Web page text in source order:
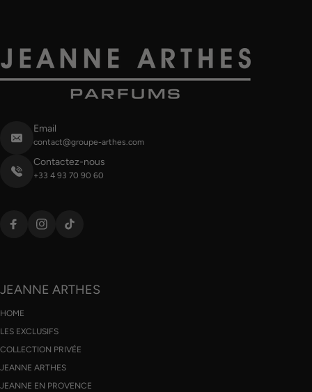
Email
contact@groupe-arthes.com
Contactez-nous
+33 4 93 70 90 60
JEANNE ARTHES
HOME
LES EXCLUSIFS
COLLECTION PRIVÉE
JEANNE ARTHES
JEANNE EN PROVENCE